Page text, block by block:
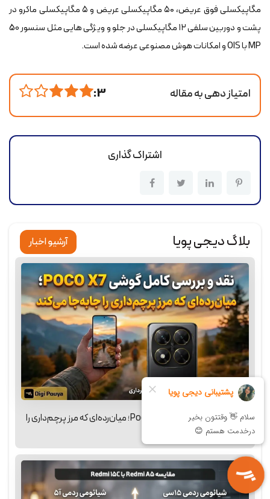
مگاپیکسلی فوق عریض، ۵۰ مگاپیکسلی عریض و ۵ مگاپیکسلی ماکرو در
پشت و دوربین سلفی ۱۲ مگاپیکسلی در جلو و ویژگی‌ هایی مثل سنسور 50
MP با OIS و امکانات هوش مصنوعی عرضه شده است.
امتیاز دهی به مقاله 3 :
اشتراک گذاری
بلاگ دیجی پویا آرشیو اخبار
نقد و بررسی کامل گوشی Poco X7؛ میان‌رده‌ای که مرز پرچم‌داری را
جابه‌جا می‌کند